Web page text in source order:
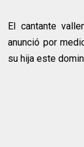
El cantante
anunció por
su hija este